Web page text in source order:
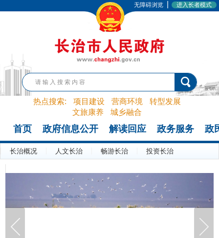
无障碍浏览 进入长者模式
热点搜索: 项目建设 营商环境
转型发展
文旅康养
城乡融合
首页 政府信息公开 解读回应 政务服务 政
长治概况 人文长治 畅游长治
投资长治